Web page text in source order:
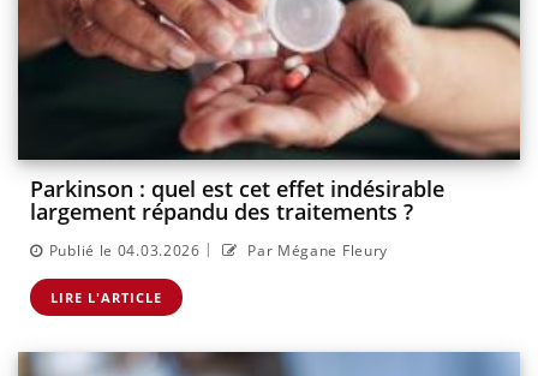
Parkinson : quel est cet effet indésirable
largement répandu des traitements ?
Publié le 04.03.2026 | Par Mégane Fleury
LIRE L'ARTICLE